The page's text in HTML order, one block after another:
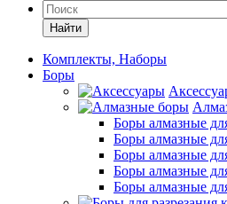
Найти
Комплекты, Наборы
Боры
Боры алмазные
Боры алмазные
Боры алмазные
Боры алмазные
Боры алмазные